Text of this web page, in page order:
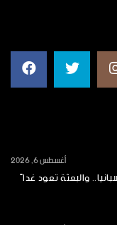
والبعثة تعود غداً
أغسطس 6, 2026